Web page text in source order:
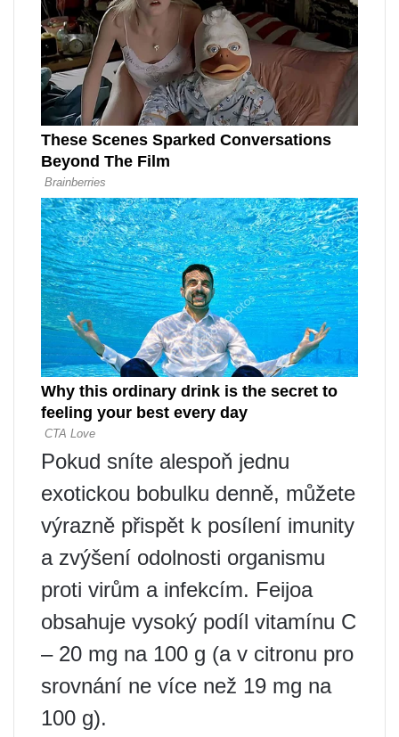
Pokud sníte alespoň jednu
exotickou bobulku denně, můžete
výrazně přispět k posílení imunity
a zvýšení odolnosti organismu
proti virům a infekcím. Feijoa
obsahuje vysoký podíl vitamínu C
– 20 mg na 100 g (a v citronu pro
srovnání ne více než 19 mg na
100 g).